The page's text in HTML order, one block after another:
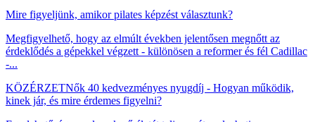
Mire figyeljünk, amikor pilates képzést választunk?
Megfigyelhető, hogy az elmúlt években jelentősen megnőtt az
érdeklődés a gépekkel végzett - különösen a reformer és fél Cadillac
-...
KÖZÉRZETNők 40 kedvezményes nyugdíj - Hogyan működik,
kinek jár, és mire érdemes figyelni?